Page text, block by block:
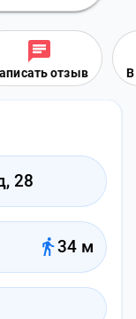
отзыв В
28
34 м